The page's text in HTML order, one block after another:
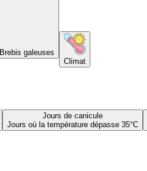
Brebis galeuses
Climat
Jours de canicule
Jours où la température dépasse 35°C